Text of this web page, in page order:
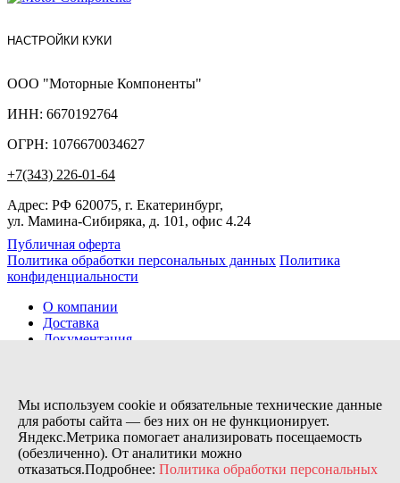
НАСТРОЙКИ КУКИ
ООО "Моторные Компоненты"
ИНН: 6670192764
ОГРН: 1076670034627
+7(343) 226-01-64
Адрес: РФ 620075, г. Екатеринбург,
ул. Мамина-Сибиряка, д. 101, офис 4.24
Публичная оферта
Политика обработки персональных данных Политика
конфиденциальности
О компании
Доставка
Документация
Контакты
Заказов сегодня / Всего
21
Мы используем cookie и обязательные технические данные
для работы сайта — без них он не функционирует.
Яндекс.Метрика помогает анализировать посещаемость
(обезличенно). От аналитики можно
отказаться.Подробнее: Политика обработки персональных